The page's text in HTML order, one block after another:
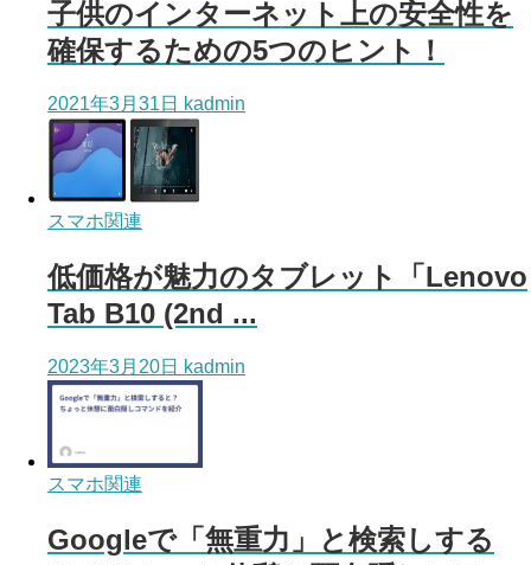
子供のインターネット上の安全性を
確保するための5つのヒント！
2021年3月31日 kadmin
スマホ関連
低価格が魅力のタブレット「Lenovo
Tab B10 (2nd ...
2023年3月20日 kadmin
スマホ関連
Googleで「無重力」と検索しする